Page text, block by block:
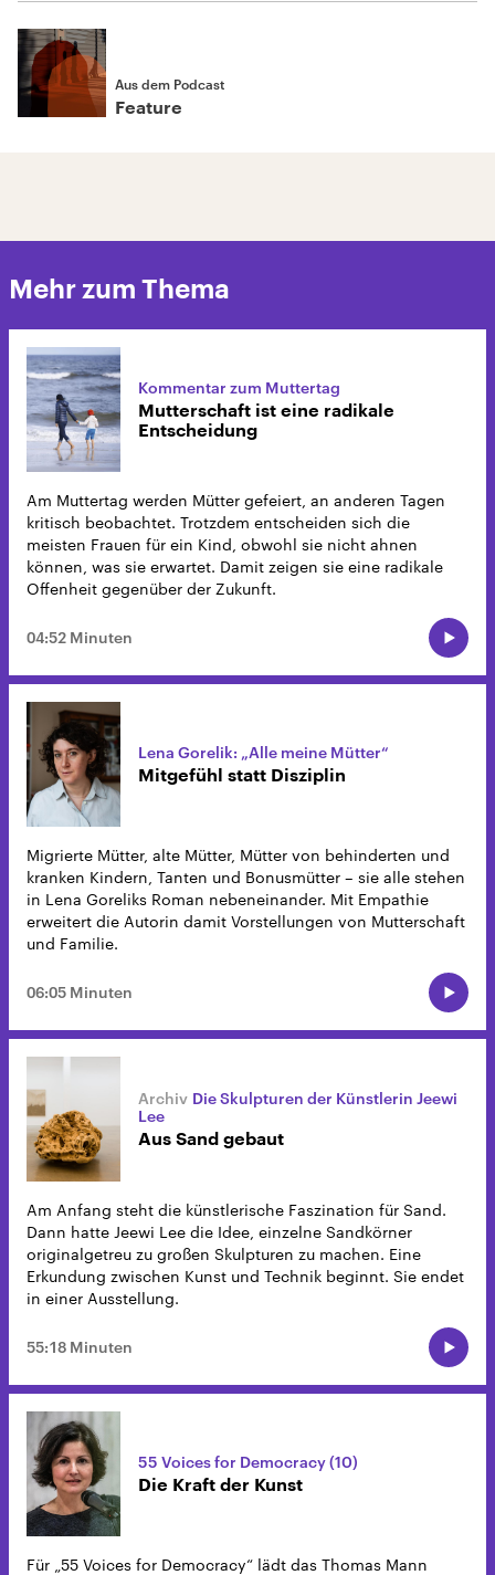
Aus dem Podcast
Feature
Mehr zum Thema
Kommentar zum Muttertag
Mutterschaft ist eine radikale
Entscheidung
Am Muttertag werden Mütter gefeiert, an anderen Tagen
kritisch beobachtet. Trotzdem entscheiden sich die
meisten Frauen für ein Kind, obwohl sie nicht ahnen
können, was sie erwartet. Damit zeigen sie eine radikale
Offenheit gegenüber der Zukunft.
04:52 Minuten
Lena Gorelik: „Alle meine Mütter“
Mitgefühl statt Disziplin
Migrierte Mütter, alte Mütter, Mütter von behinderten und
kranken Kindern, Tanten und Bonusmütter – sie alle stehen
in Lena Goreliks Roman nebeneinander. Mit Empathie
erweitert die Autorin damit Vorstellungen von Mutterschaft
und Familie.
06:05 Minuten
Die Skulpturen der Künstlerin Jeewi
Lee
Aus Sand gebaut
Am Anfang steht die künstlerische Faszination für Sand.
Dann hatte Jeewi Lee die Idee, einzelne Sandkörner
originalgetreu zu großen Skulpturen zu machen. Eine
Erkundung zwischen Kunst und Technik beginnt. Sie endet
in einer Ausstellung.
55:18 Minuten
55 Voices for Democracy (10)
Die Kraft der Kunst
Für „55 Voices for Democracy“ lädt das Thomas Mann